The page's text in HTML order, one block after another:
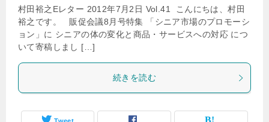
村田裕之Eレター 2012年7月2日 Vol.41 こんにちは、村田
裕之です。 販促会議8月号特集 「シニア市場のプロモーシ
ョン」に シニアの体の変化と商品・サービスへの対応 につ
いて寄稿しまし […]
続きを読む